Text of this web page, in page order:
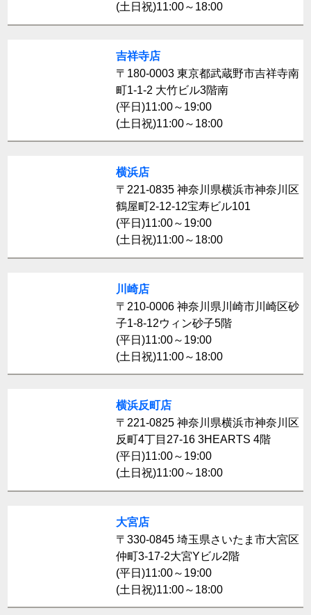
(土日祝)11:00～18:00
吉祥寺店
〒180-0003 東京都武蔵野市吉祥寺南
町1-1-2 大竹ビル3階南
(平日)11:00～19:00
(土日祝)11:00～18:00
横浜店
〒221-0835 神奈川県横浜市神奈川区
鶴屋町2-12-12宝寿ビル101
(平日)11:00～19:00
(土日祝)11:00～18:00
川崎店
〒210-0006 神奈川県川崎市川崎区砂
子1-8-12ウィン砂子5階
(平日)11:00～19:00
(土日祝)11:00～18:00
横浜反町店
〒221-0825 神奈川県横浜市神奈川区
反町4丁目27-16 3HEARTS 4階
(平日)11:00～19:00
(土日祝)11:00～18:00
大宮店
〒330-0845 埼玉県さいたま市大宮区
仲町3-17-2大宮Yビル2階
(平日)11:00～19:00
(土日祝)11:00～18:00